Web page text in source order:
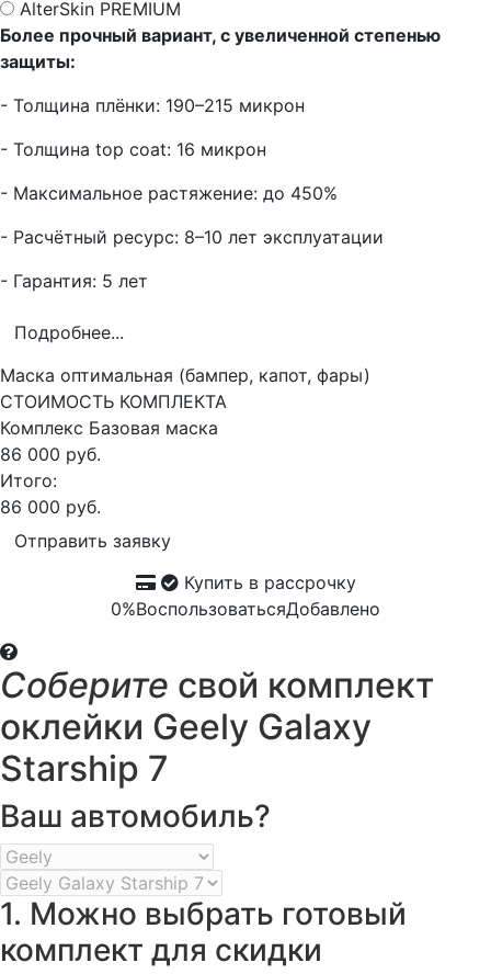
AlterSkin PREMIUM
Более прочный вариант, с увеличенной степенью
защиты:
- Толщина плёнки: 190–215 микрон
- Толщина top coat: 16 микрон
- Максимальное растяжение: до 450%
- Расчётный ресурс: 8–10 лет эксплуатации
- Гарантия: 5 лет
Подробнее...
Маска оптимальная (бампер, капот, фары)
СТОИМОСТЬ КОМПЛЕКТА
Комплекс Базовая маска
86 000 руб.
Итого:
86 000 руб.
Отправить заявку
Купить в рассрочку
0%ВоспользоватьсяДобавлено
Соберите свой комплект
оклейки Geely Galaxy
Starship 7
Ваш автомобиль?
1. Можно выбрать готовый
комплект для скидки